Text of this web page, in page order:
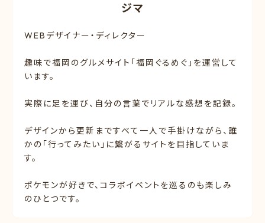
ジマ
WEBデザイナー・ディレクター
趣味で福岡のグルメサイト「福岡ぐるめぐ」を運営して
います。
実際に足を運び、自分の言葉でリアルな感想を記録。
デザインから更新まですべて一人で手掛けながら、誰
かの「行ってみたい」に繋がるサイトを目指していま
す。
ポケモンが好きで、コラボイベントを巡るのも楽しみ
のひとつです。